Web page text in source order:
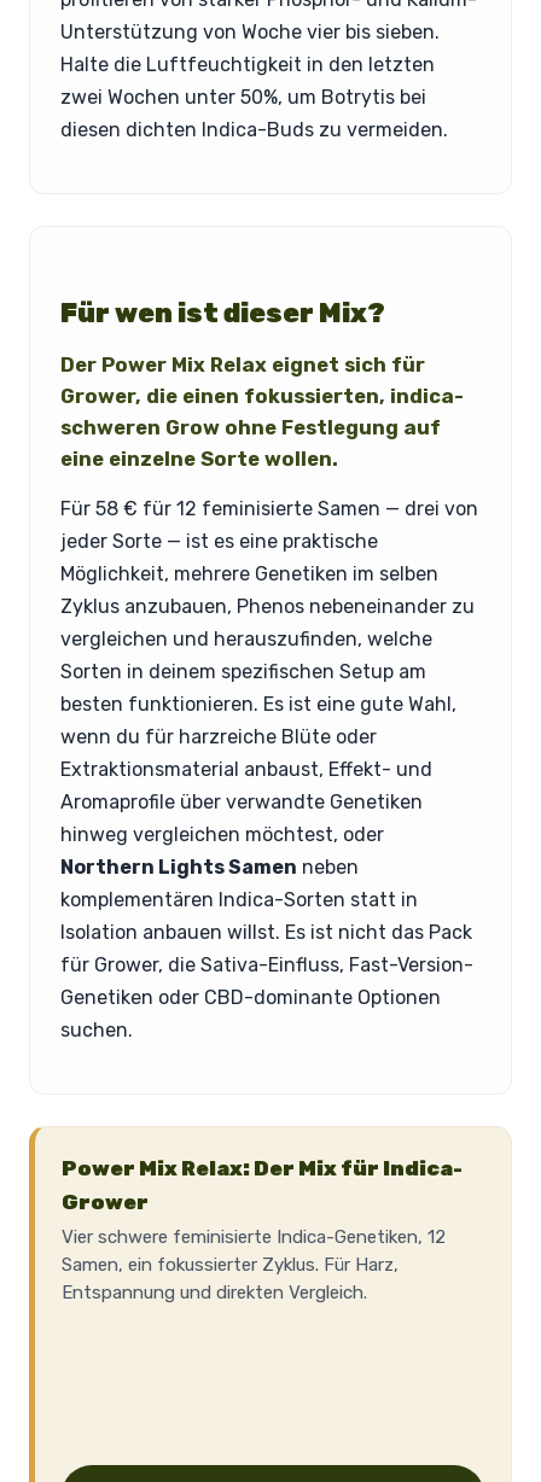
Unterstützung von Woche vier bis sieben.
Halte die Luftfeuchtigkeit in den letzten
zwei Wochen unter 50%, um Botrytis bei
diesen dichten Indica-Buds zu vermeiden.
Für wen ist dieser Mix?
Der Power Mix Relax eignet sich für
Grower, die einen fokussierten, indica-
schweren Grow ohne Festlegung auf
eine einzelne Sorte wollen.
Für 58 € für 12 feminisierte Samen — drei von
jeder Sorte — ist es eine praktische
Möglichkeit, mehrere Genetiken im selben
Zyklus anzubauen, Phenos nebeneinander zu
vergleichen und herauszufinden, welche
Sorten in deinem spezifischen Setup am
besten funktionieren. Es ist eine gute Wahl,
wenn du für harzreiche Blüte oder
Extraktionsmaterial anbaust, Effekt- und
Aromaprofile über verwandte Genetiken
hinweg vergleichen möchtest, oder
Northern Lights Samen neben
komplementären Indica-Sorten statt in
Isolation anbauen willst. Es ist nicht das Pack
für Grower, die Sativa-Einfluss, Fast-Version-
Genetiken oder CBD-dominante Optionen
suchen.
Power Mix Relax: Der Mix für Indica-
Grower
Vier schwere feminisierte Indica-Genetiken, 12
Samen, ein fokussierter Zyklus. Für Harz,
Entspannung und direkten Vergleich.